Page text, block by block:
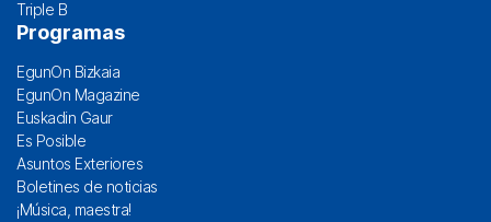
Triple B
Programas
EgunOn Bizkaia
EgunOn Magazine
Euskadin Gaur
Es Posible
Asuntos Exteriores
Boletines de noticias
¡Música, maestra!